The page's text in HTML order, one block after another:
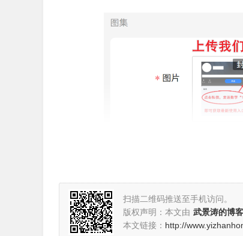
扫描二维码推送至手机访问。
版权声明：本文由 武景涛的博客
本文链接： http://